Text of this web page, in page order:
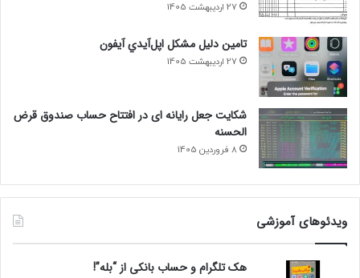
27 اردیبهشت 1405
تامين دليل مشکل اپل‌آيدي آيفون
27 اردیبهشت 1405
شکایت جعل رایانه ای در افتتاح حساب صندوق قرض
الحسنه
8 فروردین 1405
ویدئوهای آموزشی
هک تلگرام و حساب بانکی از “بله”!